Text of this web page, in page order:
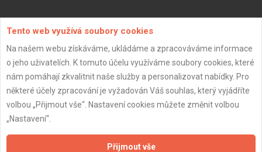
Důležité informace
Zásady pro používání souborů cookie
Tento web využívá soubory cookies
Na našem webu získáváme, ukládáme a zpracováváme informace
o jeho uživatelích. K tomuto účelu využíváme soubory cookies, které
nám pomáhají zkvalitnit naše služby a personalizovat nabídky. Pro
některé účely zpracování je vyžadován Váš souhlas, který vyjádříte
volbou „Přijmout vše“. Nastavení cookies můžete změnit volbou
„Nastavení“.
Přijmout vše